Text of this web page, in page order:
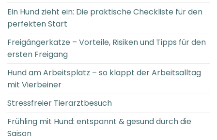
Ein Hund zieht ein: Die praktische Checkliste für den
perfekten Start
Freigängerkatze – Vorteile, Risiken und Tipps für den
ersten Freigang
Hund am Arbeitsplatz – so klappt der Arbeitsalltag
mit Vierbeiner
Stressfreier Tierarztbesuch
Frühling mit Hund: entspannt & gesund durch die
Saison